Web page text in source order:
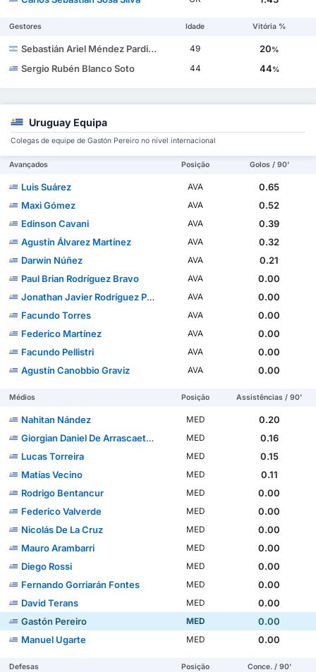
Gestores Idade Vitória %
Sebastián Ariel Méndez Pardiñas 49 20%
Sergio Rubén Blanco Soto 44 44%
Uruguay Equipa
Colegas de equipe de Gastón Pereiro no nível internacional
Avançados Posição Golos / 90'
Luis Suárez AVA
0.65
Maxi Gómez
AVA
0.52
Edinson Cavani
AVA
0.39
Agustín Álvarez Martínez
AVA
0.32
Darwin Núñez
AVA
0.21
Paul Brian Rodríguez Bravo
AVA
0.00
Jonathan Javier Rodríguez Portillo
AVA
0.00
Facundo Torres
AVA
0.00
Federico Martínez
AVA
0.00
Facundo Pellistri
AVA
0.00
Agustín Canobbio Graviz
AVA 0.00
Médios Posição Assistências / 90'
Nahitan Nández MED
0.20
Giorgian Daniel De Arrascaeta Benedetti
MED
0.16
Lucas Torreira
MED
0.15
Matías Vecino
MED
0.11
Rodrigo Bentancur
MED
0.00
Federico Valverde
MED
0.00
Nicolás De La Cruz
MED
0.00
Mauro Arambarri
MED
0.00
Diego Rossi
MED
0.00
Fernando Gorriarán Fontes
MED
0.00
David Terans
MED
0.00
Gastón Pereiro
MED
0.00
Manuel Ugarte
MED 0.00
Defesas Posição Conce. / 90'